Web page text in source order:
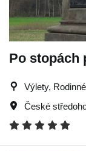
Po stopách
Výlety,
České